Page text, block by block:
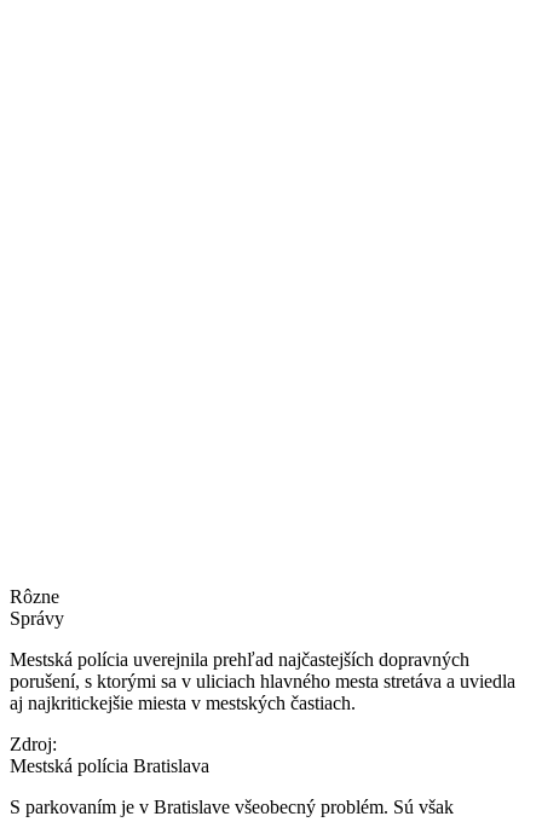
Rôzne
Správy
Mestská polícia uverejnila prehľad najčastejších dopravných
porušení, s ktorými sa v uliciach hlavného mesta stretáva a uviedla
aj najkritickejšie miesta v mestských častiach.
Zdroj:
Mestská polícia Bratislava
S parkovaním je v Bratislave všeobecný problém. Sú však